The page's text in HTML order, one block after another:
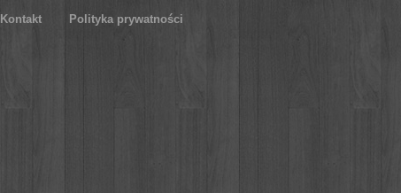
Kontakt Polityka prywatności